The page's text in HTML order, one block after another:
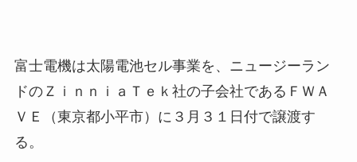
富士電機は太陽電池セル事業を、ニュージーラン
ドのＺｉｎｎｉａＴｅｋ社の子会社であるＦＷＡ
ＶＥ（東京都小平市）に３月３１日付で譲渡す
る。